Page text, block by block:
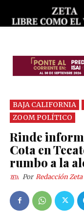
BAJA CALIFORNIA
ZOOM POLÍTICO
Rinde
Cota en
rumbo a la
Por Redacción Zeta